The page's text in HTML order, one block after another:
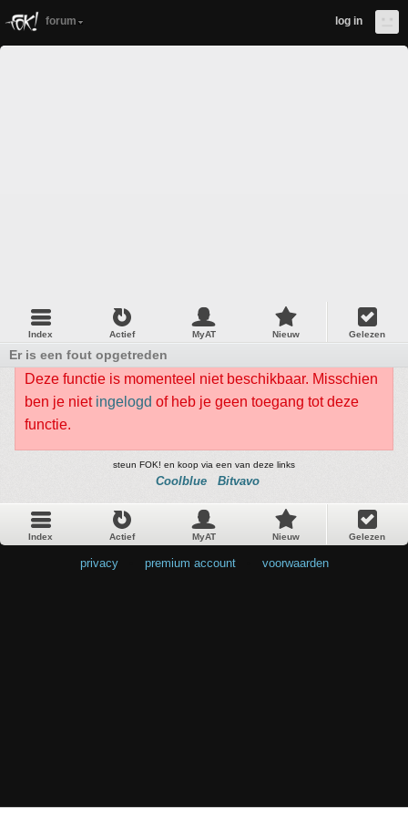
forum log in
Index Actief MyAT Nieuw Gelezen
Er is een fout opgetreden
Deze functie is momenteel niet beschikbaar. Misschien
ben je niet ingelogd of heb je geen toegang tot deze
functie.
steun FOK! en koop via een van deze links
Coolblue Bitvavo
Index Actief MyAT Nieuw Gelezen
privacy premium account voorwaarden